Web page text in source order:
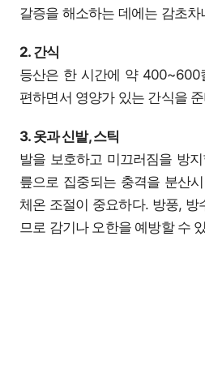
갈증을 해소하는 데에는 감초
2. 간식
등산은 한 시간에 약 400~600
편하면서 영양가 있는 간식을
3. 옷과 신발, 스틱
발을 보호하고 미끄러짐을 방
릎으로 집중되는 충격을 분산
체온 조절이 중요하다. 방풍,
므로 감기나 오한을 예방할 수